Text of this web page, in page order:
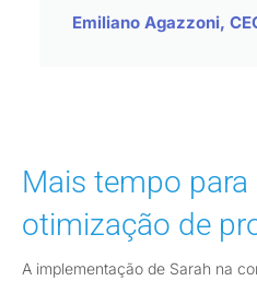
Emiliano Agazzoni,
Mais tempo para
otimização de
A implementação de Sarah na